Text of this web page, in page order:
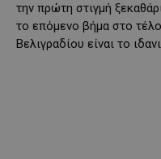
την πρώτη στιγμή
το επόμενο βήμα στο
Βελιγραδίου είναι το